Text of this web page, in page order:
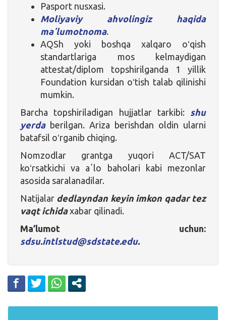
Pasport nusxasi.
Moliyaviy ahvolingiz haqida
maʼlumotnoma.
AQSh yoki boshqa xalqaro oʻqish
standartlariga mos kelmaydigan
attestat/diplom topshirilganda 1 yillik
Foundation kursidan oʻtish talab qilinishi
mumkin.
Barcha topshiriladigan hujjatlar tarkibi: shu
yerdaberilgan. Ariza berishdan oldin ularni
batafsil oʻrganib chiqing.
Nomzodlar grantga yuqori ACT/SAT
koʻrsatkichi va aʼlo baholari kabi mezonlar
asosida saralanadilar.
Natijalar dedlayndan keyin imkon qadar tez
vaqt ichidaxabar qilinadi.
Ma’lumot uchun:
sdsu.intlstud@sdstate.edu.